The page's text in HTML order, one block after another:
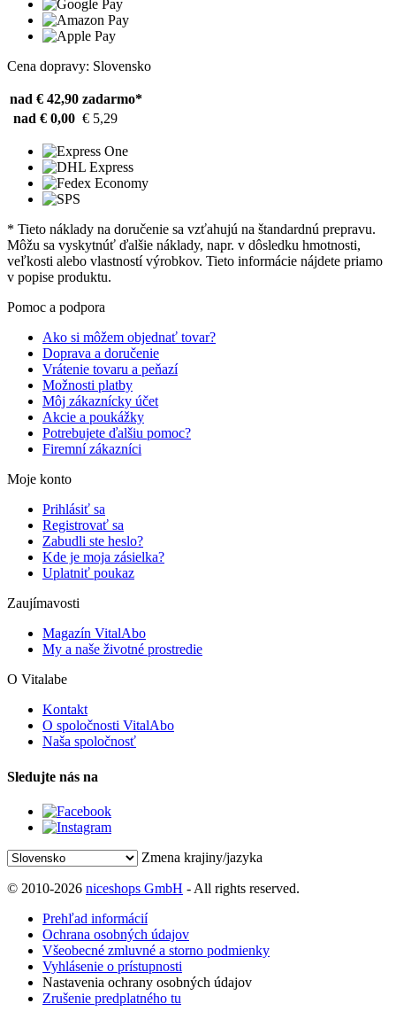
Cena dopravy: Slovensko
nad € 42,90 zadarmo*
nad € 0,00 € 5,29
* Tieto náklady na doručenie sa vzťahujú na štandardnú prepravu.
Môžu sa vyskytnúť ďalšie náklady, napr. v dôsledku hmotnosti,
veľkosti alebo vlastností výrobkov. Tieto informácie nájdete priamo
v popise produktu.
Pomoc a podpora
Ako si môžem objednať tovar?
Doprava a doručenie
Vrátenie tovaru a peňazí
Možnosti platby
Môj zákaznícky účet
Akcie a poukážky
Potrebujete ďalšiu pomoc?
Firemní zákazníci
Moje konto
Prihlásiť sa
Registrovať sa
Zabudli ste heslo?
Kde je moja zásielka?
Uplatniť poukaz
Zaujímavosti
Magazín VitalAbo
My a naše životné prostredie
O Vitalabe
Kontakt
O spoločnosti VitalAbo
Naša spoločnosť
Sledujte nás na
Zmena krajiny/jazyka
© 2010-2026 niceshops GmbH - All rights reserved.
Prehľad informácií
Ochrana osobných údajov
Všeobecné zmluvné a storno podmienky
Vyhlásenie o prístupnosti
Nastavenia ochrany osobných údajov
Zrušenie predplatného tu